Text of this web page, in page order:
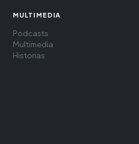
MULTIMEDIA
Podcasts
Multimedia
Historias